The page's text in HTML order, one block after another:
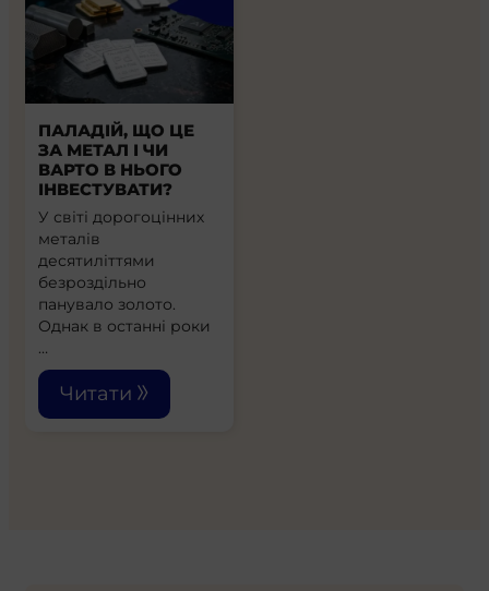
ПАЛАДІЙ, ЩО ЦЕ
ЗА МЕТАЛ І ЧИ
ВАРТО В НЬОГО
ІНВЕСТУВАТИ?
У світі дорогоцінних
металів
десятиліттями
безроздільно
панувало золото.
Однак в останні роки
…
Читати